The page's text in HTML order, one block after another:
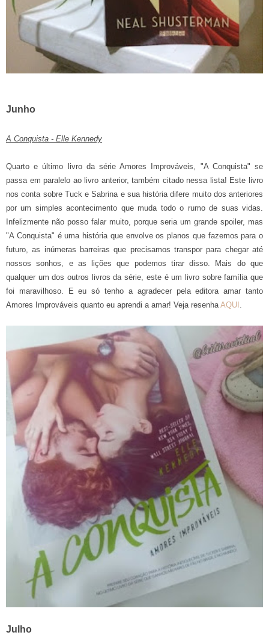
Junho
A Conquista - Elle Kennedy
Quarto e último livro da série Amores Improváveis, "A Conquista" se
passa em paralelo ao livro anterior, também citado nessa lista! Este livro
nos conta sobre Tuck e Sabrina e sua história difere muito dos anteriores
por um simples acontecimento que muda todo o rumo de suas vidas.
Infelizmente não posso falar muito, porque seria um grande spoiler, mas
"A Conquista" é uma história que envolve os planos que fazemos para o
futuro, as inúmeras barreiras que precisamos transpor para chegar até
nossos sonhos, e as lições que podemos tirar disso. Mais do que
qualquer um dos outros livros da série, este é um livro sobre família que
foi maravilhoso. E eu só tenho a agradecer pela editora amar tanto
Amores Improváveis quanto eu aprendi a amar! Veja resenha AQUI .
Julho